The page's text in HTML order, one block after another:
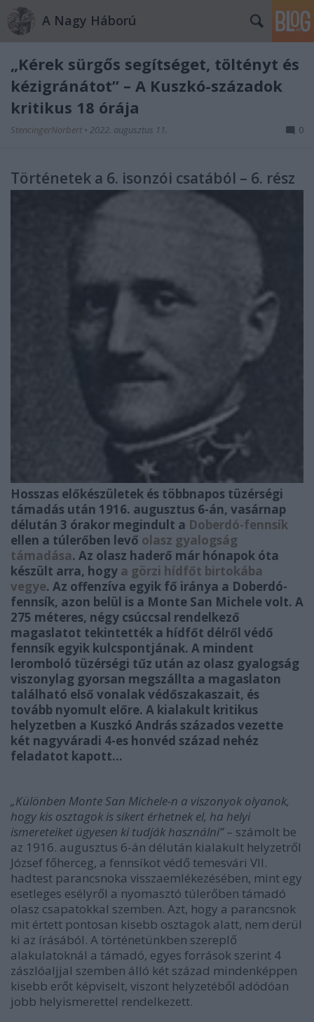
A Nagy Háború
„Kérek sürgős segítséget, töltényt és
kézigránátot” – A Kuszkó-századok
kritikus 18 órája
StencingerNorbert • 2022. augusztus 11. 0
Történetek a 6. isonzói csatából – 6. rész
Hosszas előkészületek és többnapos tüzérségi
támadás után 1916. augusztus 6-án, vasárnap
délután 3 órakor megindult a Doberdó-fennsík
ellen a túlerőben levő olasz gyalogság
támadása. Az olasz haderő már hónapok óta
készült arra, hogy a görzi hídfőt birtokába
vegye. Az offenzíva egyik fő iránya a Doberdó-
fennsík, azon belül is a Monte San Michele volt. A
275 méteres, négy csúccsal rendelkező
magaslatot tekintették a hídfőt délről védő
fennsík egyik kulcspontjának. A mindent
leromboló tüzérségi tűz után az olasz gyalogság
viszonylag gyorsan megszállta a magaslaton
található első vonalak védőszakaszait, és
tovább nyomult előre. A kialakult kritikus
helyzetben a Kuszkó András százados vezette
két nagyváradi 4-es honvéd század nehéz
feladatot kapott…
„Különben Monte San Michele-n a viszonyok olyanok,
hogy kis osztagok is sikert érhetnek el, ha helyi
ismereteiket ügyesen ki tudják használni”– számolt be
az 1916. augusztus 6-án délután kialakult helyzetről
József főherceg, a fennsíkot védő temesvári VII.
hadtest parancsnoka visszaemlékezésében, mint egy
esetleges esélyről a nyomasztó túlerőben támadó
olasz csapatokkal szemben. Azt, hogy a parancsnok
mit értett pontosan kisebb osztagok alatt, nem derül
ki az írásából. A történetünkben szereplő
alakulatoknál a támadó, egyes források szerint 4
zászlóaljjal szemben álló két század mindenképpen
kisebb erőt képviselt, viszont helyzetéből adódóan
jobb helyismerettel rendelkezett.